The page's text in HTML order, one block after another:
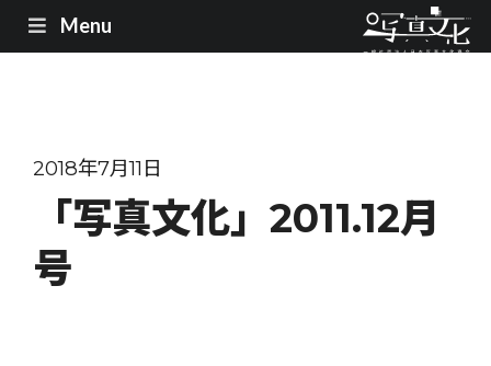
Menu
2018年7月11日
「写真文化」2011.12月
号